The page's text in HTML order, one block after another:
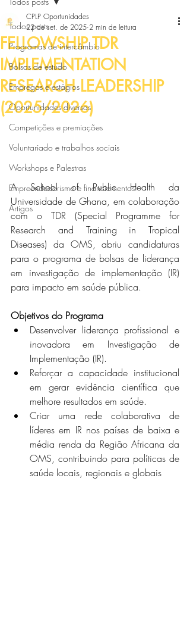
Todos posts
Programas de intercâmbio
Bolsas de estudo
Empregos e estágios
Oportunidades diversas
Competições e premiações
Voluntariado e trabalhos sociais
Workshops e Palestras
Empreendedorismo e financiamentos
Artigos
FELLOWSHIP TDR
IMPLEMENTATION
RESEARCH LEADERSHIP
(2025/2026)
CPLP Oportunidades
22 de set. de 2025 2 min de leitura
A School of Public Health da
Universidade de Ghana, em colaboração
com o TDR (Special Programme for
Research and Training in Tropical
Diseases) da OMS, abriu candidaturas
para o programa de bolsas de liderança
em investigação de implementação (IR)
para impacto em saúde pública.
Objetivos do Programa
Desenvolver liderança profissional e
inovadora em Investigação de
Implementação (IR).
Reforçar a capacidade institucional
em gerar evidência científica que
melhore resultados em saúde.
Criar uma rede colaborativa de
líderes em IR nos países de baixa e
média renda da Região Africana da
OMS, contribuindo para políticas de
saúde locais, regionais e globais